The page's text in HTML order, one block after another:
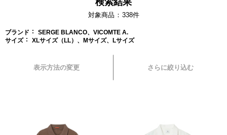
対象商品 338件
ブランド
SERGE BLANCO、VICOMTE A.
サイズ
XLサイズ（LL）、Mサイズ、Lサイズ
表示方法の変更 さらに絞り込む